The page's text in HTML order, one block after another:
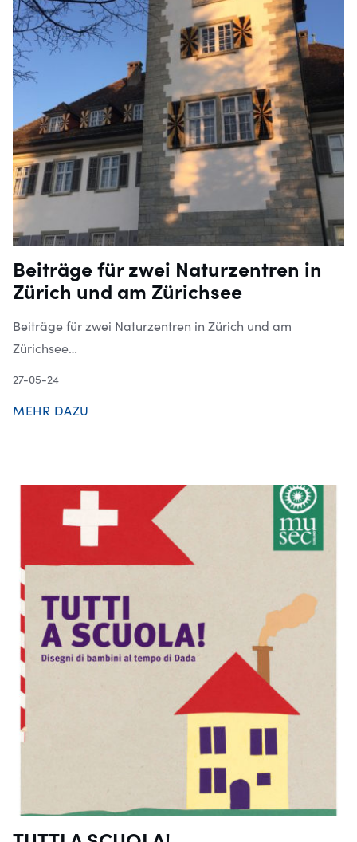
Beiträge für zwei Naturzentren in
Zürich und am Zürichsee
Beiträge für zwei Naturzentren in Zürich und am
Zürichsee…
27-05-24
MEHR DAZU